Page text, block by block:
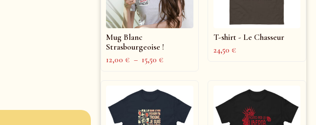
Mug Blanc
Strasbourgeoise !
12,00€ – 15,50€
T-shirt - Le Chasseur
24,50€